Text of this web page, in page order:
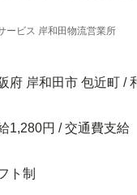
ービス 岸和田物流営業所
府 岸和田市 包近町 /
1,280円 / 交通費支給
ト制